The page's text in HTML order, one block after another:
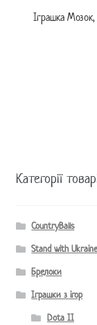
Іграшка
Категорії
CountryBalls
Stand with
Брелоки
Іграшки з ігор
Dota II